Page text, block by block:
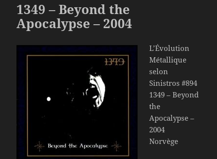
1349 – Beyond the
Apocalypse – 2004
L’Évolution
Métallique
selon
Sinistros #894
1349 – Beyond
the
Apocalypse –
2004
Norvège